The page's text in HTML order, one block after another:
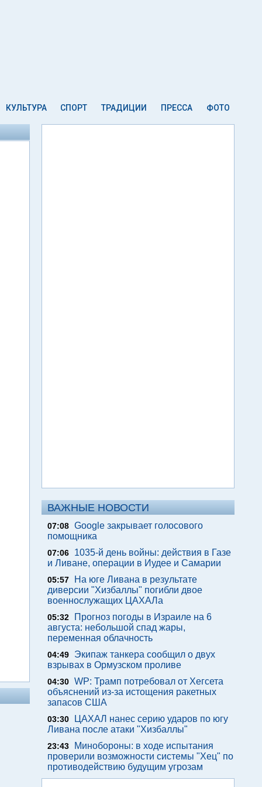
КУЛЬТУРА СПОРТ ТРАДИЦИИ ПРЕССА ФОТО
ВАЖНЫЕ НОВОСТИ
07:08 Google закрывает голосового
помощника
07:06
1035-й день войны: действия в Газе
и Ливане, операции в Иудее и Самарии
05:57
На юге Ливана в результате
диверсии "Хизбаллы" погибли двое
военнослужащих ЦАХАЛа
05:32
Прогноз погоды в Израиле на 6
августа: небольшой спад жары,
переменная облачность
04:49
Экипаж танкера сообщил о двух
взрывах в Ормузском проливе
04:30 WP: Трамп потребовал от Хегсета
объяснений из-за истощения ракетных
запасов США
03:30
ЦАХАЛ нанес серию ударов по югу
Ливана после атаки "Хизбаллы"
23:43
Минобороны: в ходе испытания
проверили возможности системы "Хец" по
противодействию будущим угрозам